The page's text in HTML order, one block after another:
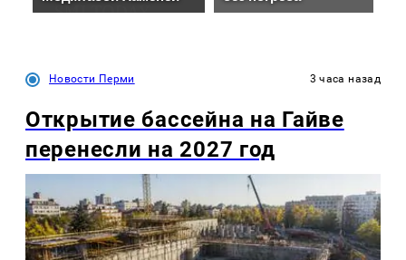
Новости Перми 3 часа назад
Открытие бассейна на Гайве
перенесли на 2027 год